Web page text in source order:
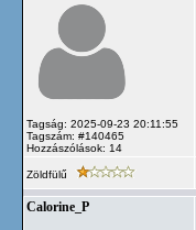
Tagság: 2025-09-23 20:11:55
Tagszám: #140465
Hozzászólások: 14
Zöldfülű
Calorine_P